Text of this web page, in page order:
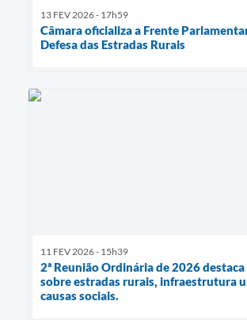
13 FEV 2026 - 17h59
Câmara oficializa a Frente
Defesa das Estradas Rurais
11 FEV 2026 - 15h39
2ª Reunião Ordinária de 2026
sobre estradas rurais, infraestrutura
causas sociais.